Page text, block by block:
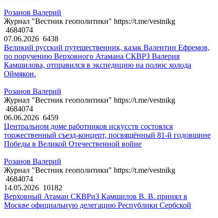
Розанов Валерий
Журнал "Вестник геополитики" https://t.me/vestnikg
4684074
07.06.2026 6438
Великий русский путешественник, казак Валентин Ефремов,
по поручению Верховного Атамана СКВРЗ Валерия
Камшилова, отправился в экспедицию на полюс холода
Оймякон.
Розанов Валерий
Журнал "Вестник геополитики" https://t.me/vestnikg
4684074
06.06.2026 6459
Центральном доме работников искусств состоялся
торжественный съезд-концерт, посвящённый 81-й годовщине
Победы в Великой Отечественной войне
Розанов Валерий
Журнал "Вестник геополитики" https://t.me/vestnikg
4684074
14.05.2026 10182
Верховный Атаман СКВРиЗ Камшилов В. В. принял в
Москве официальную делегацию Республики Сербской